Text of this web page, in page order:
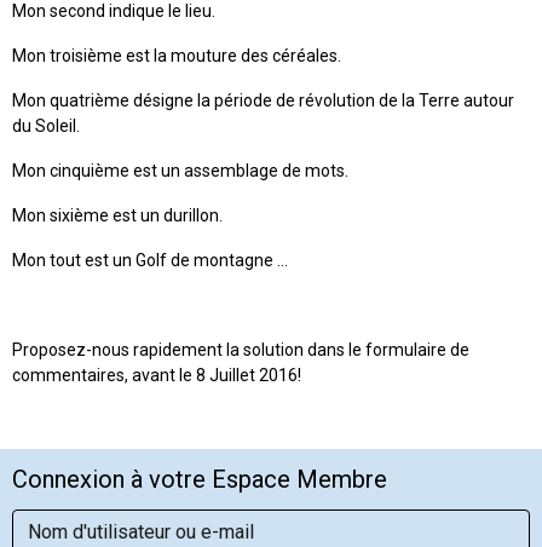
Mon second indique le lieu.
Mon troisième est la mouture des céréales.
Mon quatrième désigne la période de révolution de la Terre autour
du Soleil.
Mon cinquième est un assemblage de mots.
Mon sixième est un durillon.
Mon tout est un Golf de montagne ...
Proposez-nous rapidement la solution dans le formulaire de
commentaires, avant le 8 Juillet 2016!
Connexion à votre Espace Membre